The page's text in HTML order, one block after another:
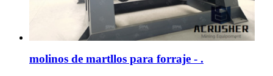
molinos de martllos para forraje - .